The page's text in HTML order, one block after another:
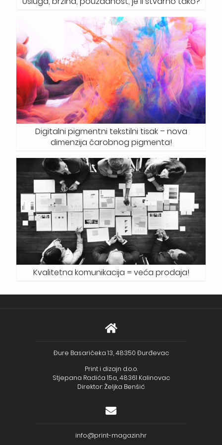
Digitalni pigmentni tekstilni tisak – nova
dimenzija čarobnog pigmenta!
Kvalitetna komunikacija = veća prodaja!
Đure Basaričeka 13, 48350 Đurđevac
Print i dizajn d.o.o.
Stjepana Radića 15a, 48361 Kalinovac
Direktor: Željka Benšić
info@print-magazin.hr